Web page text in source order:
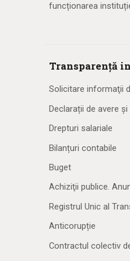
funcționarea
Transparență
Solicitare informaţii
Declarații de avere
Drepturi salariale
Bilanțuri contabile
Buget
Achiziţii publice.
Registrul Unic al
Anticorupție
Contractul colectiv